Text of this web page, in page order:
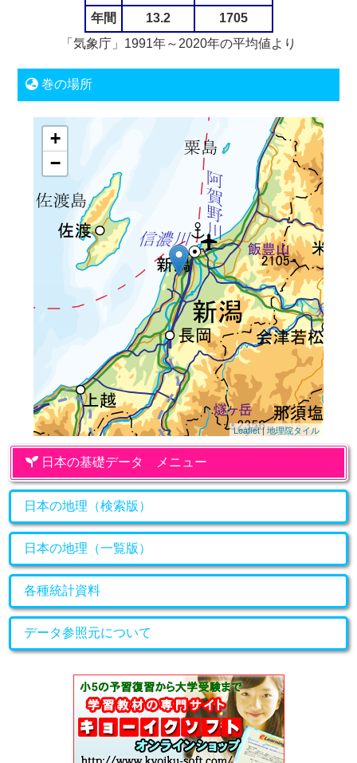
年間
13.2
1705
「気象庁」1991年～2020年の平均値より
巻の場所
+
−
Leaflet|地理院タイル
日本の基礎データ メニュー
日本の地理（検索版）
日本の地理（一覧版）
各種統計資料
データ参照元について